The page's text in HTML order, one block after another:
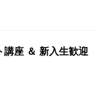
講座 ＆ 新入生歓迎